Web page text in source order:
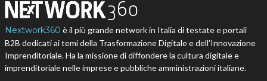
Nextwork360 è il più grande network in Italia di testate e portali
B2B dedicati ai temi della Trasformazione Digitale e dell’Innovazione
Imprenditoriale. Ha la missione di diffondere la cultura digitale e
imprenditoriale nelle imprese e pubbliche amministrazioni italiane.